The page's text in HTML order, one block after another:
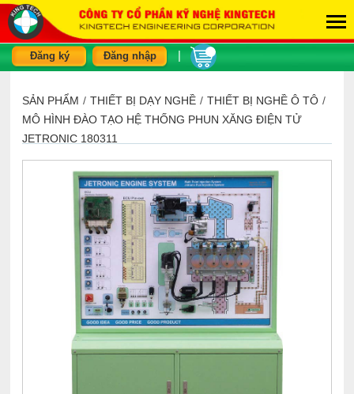
Đăng ký Đăng nhập
SẢN PHẨM / THIẾT BỊ DẠY NGHỀ / THIẾT BỊ NGHỀ Ô TÔ /
MÔ HÌNH ĐÀO TẠO HỆ THỐNG PHUN XĂNG ĐIỆN TỬ
JETRONIC 180311